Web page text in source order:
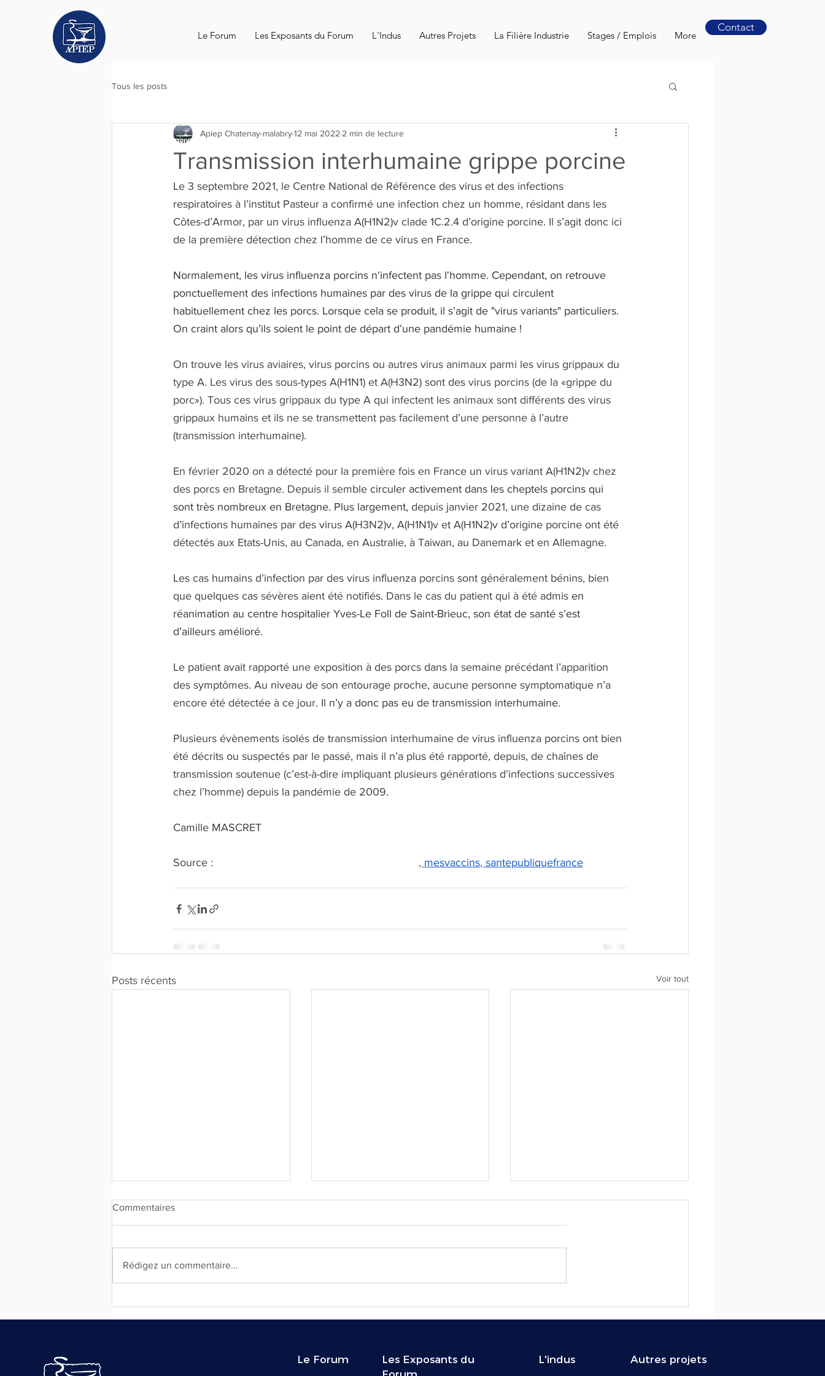
Le Forum Les Exposants du Forum L'Indus Autres Projets La Filière Industrie Stages / Emplois More
Contact
Tous les posts
Transmission interhumaine grippe porcine
Apiep Chatenay-malabry12 mai 2022 2 min de lecture
Le 3 septembre 2021, le Centre National de Référence des virus et des infections
respiratoires à l’institut Pasteur a confirmé une infection chez un homme, résidant dans les
Côtes-d’Armor, par un virus influenza A(H1N2)v clade 1C.2.4 d’origine porcine. Il s’agit donc ici
de la première détection chez l’homme de ce virus en France.
Normalement, les virus influenza porcins n'infectent pas l'homme. Cependant, on retrouve
ponctuellement des infections humaines par des virus de la grippe qui circulent
habituellement chez les porcs. Lorsque cela se produit, il s’agit de "virus variants" particuliers.
On craint alors qu’ils soient le point de départ d’une pandémie humaine !
On trouve les virus aviaires, virus porcins ou autres virus animaux parmi les virus grippaux du
type A. Les virus des sous-types A(H1N1) et A(H3N2) sont des virus porcins (de la «grippe du
porc»). Tous ces virus grippaux du type A qui infectent les animaux sont différents des virus
grippaux humains et ils ne se transmettent pas facilement d’une personne à l’autre
(transmission interhumaine).
En février 2020 on a détecté pour la première fois en France un virus variant A(H1N2)v chez
des porcs en Bretagne. Depuis il semble circuler activement dans les cheptels porcins qui
sont très nombreux en Bretagne. Plus largement, depuis janvier 2021, une dizaine de cas
d’infections humaines par des virus A(H3N2)v, A(H1N1)v et A(H1N2)v d’origine porcine ont été
détectés aux Etats-Unis, au Canada, en Australie, à Taiwan, au Danemark et en Allemagne.
Les cas humains d’infection par des virus influenza porcins sont généralement bénins, bien
que quelques cas sévères aient été notifiés. Dans le cas du patient qui à été admis en
réanimation au centre hospitalier Yves-Le Foll de Saint-Brieuc, son état de santé s’est
d’ailleurs amélioré.
Le patient avait rapporté une exposition à des porcs dans la semaine précédant l’apparition
des symptômes. Au niveau de son entourage proche, aucune personne symptomatique n’a
encore été détectée à ce jour. Il n’y a donc pas eu de transmission interhumaine.
Plusieurs évènements isolés de transmission interhumaine de virus influenza porcins ont bien
été décrits ou suspectés par le passé, mais il n’a plus été rapporté, depuis, de chaînes de
transmission soutenue (c’est-à-dire impliquant plusieurs générations d’infections successives
chez l’homme) depuis la pandémie de 2009.
Camille MASCRET
Source : , mesvaccins, santepubliquefrance
Posts récents Voir tout
Commentaires
Rédigez un commentaire...
Le Forum
Les Exposants du
L'indus Autres projets